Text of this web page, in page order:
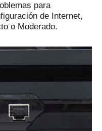
para
de Internet,
o Moderado.